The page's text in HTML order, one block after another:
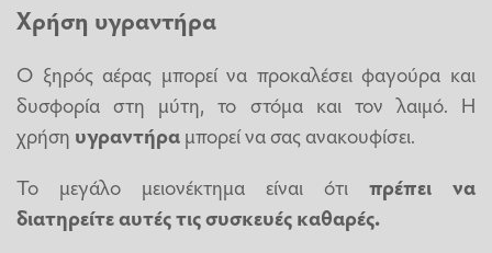
Χρήση υγραντήρα
Ο ξηρός αέρας μπορεί να προκαλέσει φαγούρα και
δυσφορία στη μύτη, το στόμα και τον λαιμό. Η
χρήση υγραντήραμπορεί να σας ανακουφίσει.
Το μεγάλο μειονέκτημα είναι ότι πρέπει να
διατηρείτε αυτές τις συσκευές καθαρές.